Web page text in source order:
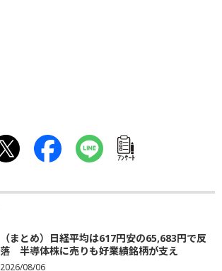
ｱﾝｹｰﾄ
（まとめ）日経平均は617円安の65,683円で反
落 半導体株に売りも好業績銘柄が支え
2026/08/06